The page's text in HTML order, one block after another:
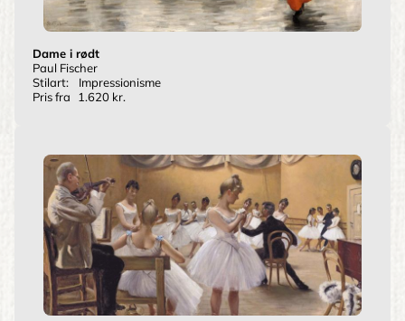
Dame i rødt
Paul Fischer
Stilart:
Impressionisme
Pris fra
1.620 kr.